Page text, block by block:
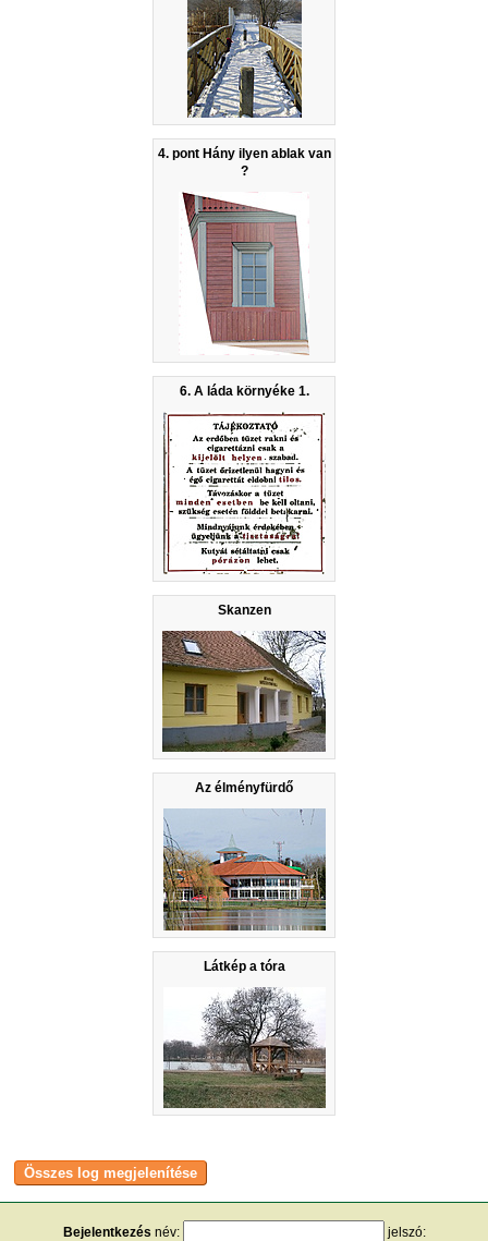
4. pont Hány ilyen ablak van
?
6. A láda környéke 1.
Skanzen
Az élményfürdő
Látkép a tóra
Bejelentkezés név: jelszó: